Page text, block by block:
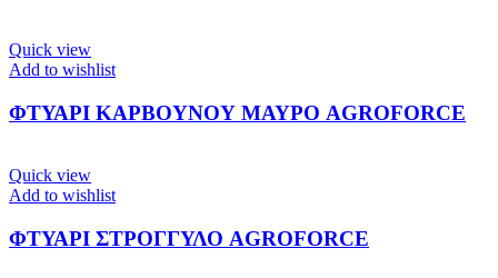
Quick view
Add to wishlist
ΦΤΥΑΡΙ ΚΑΡΒΟΥΝΟΥ ΜΑΥΡΟ AGROFORCE
Quick view
Add to wishlist
ΦΤΥΑΡΙ ΣΤΡΟΓΓΥΛΟ AGROFORCE